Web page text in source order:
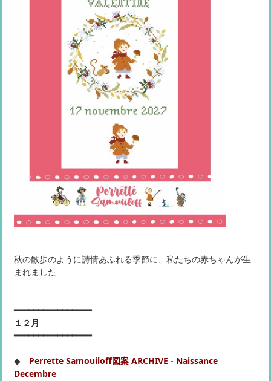
秋の散歩のように詩情あふれる季節に、私たちの赤ちゃんが生
まれました
━━━━━━━━━━━━━━━━
１２月
━━━━━━━━━━━━━━━━
◆ Perrette Samouiloff図案 ARCHIVE - Naissance
Decembre